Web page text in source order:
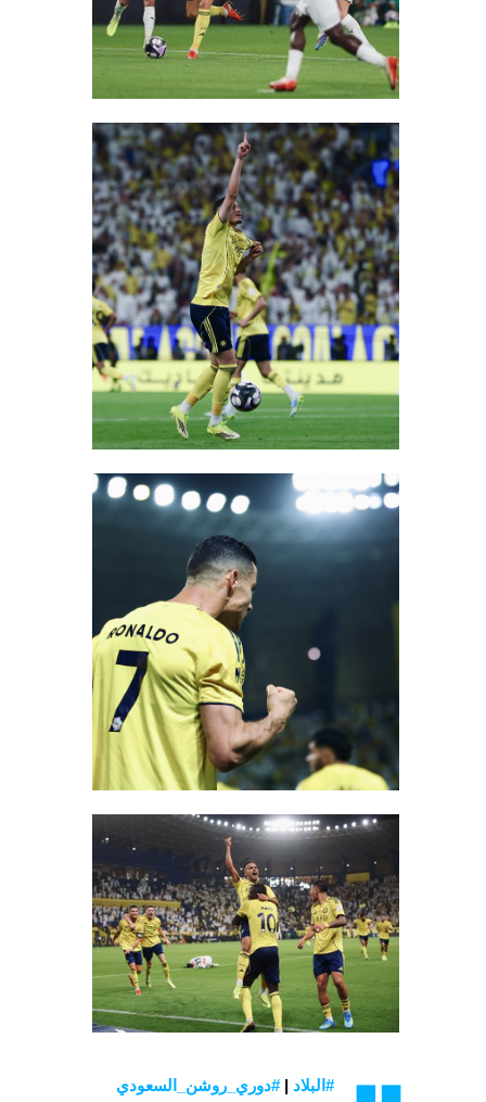
#البلاد |#دوري_روشن_السعودي